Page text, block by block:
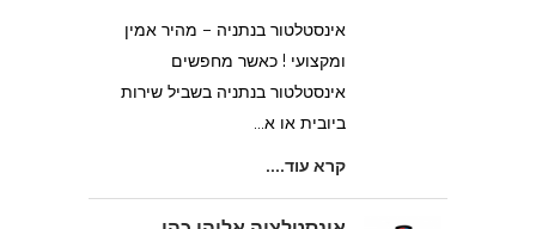
אינסטלטור בנתניה – מהיר אמין
ומקצועי ! כאשר מחפשים
אינסטלטור בנתניה בשביל שירות
ביובית או א...
קרא עוד....